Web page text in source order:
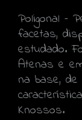
Poligonal –
facetas,
estudado.
Atenas e
na base,
Knossos.